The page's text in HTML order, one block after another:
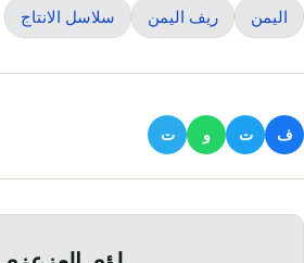
اليمن
ريف اليمن سلاسل الانتاج
ف ت و ت